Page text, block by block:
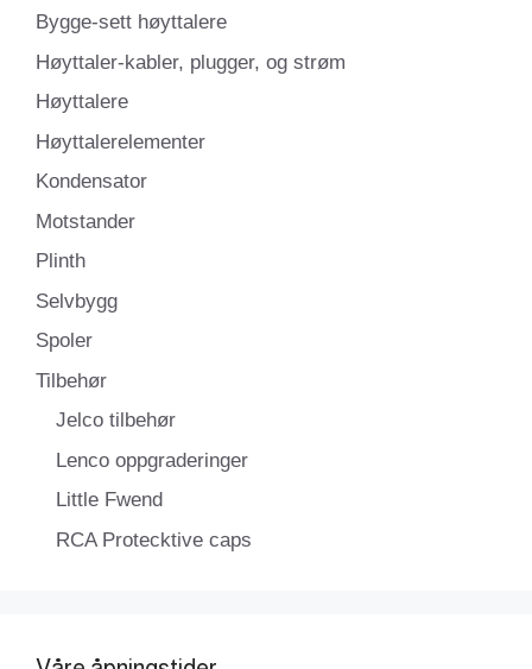
Bygge-sett høyttalere
Høyttaler-kabler, plugger, og strøm
Høyttalere
Høyttalerelementer
Kondensator
Motstander
Plinth
Selvbygg
Spoler
Tilbehør
Jelco tilbehør
Lenco oppgraderinger
Little Fwend
RCA Protecktive caps